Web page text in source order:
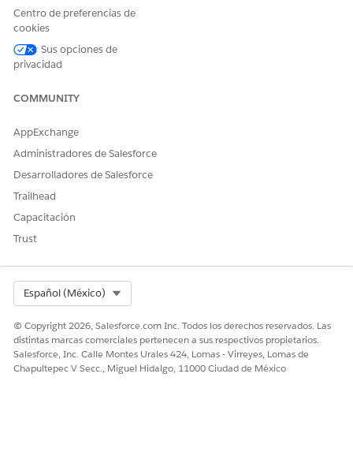
¿RESOLVIÓ ESTE ARTÍCULO SU PROBLEMA?
Centro de preferencias de
cookies
Sus opciones de
privacidad
COMMUNITY
AppExchange
Administradores de Salesforce
Desarrolladores de Salesforce
Trailhead
Capacitación
Trust
Español (México)
© Copyright 2026, Salesforce.com Inc. Todos los derechos reservados. Las
distintas marcas comerciales pertenecen a sus respectivos propietarios.
Salesforce, Inc. Calle Montes Urales 424, Lomas - Virreyes, Lomas de
Chapultepec V Secc., Miguel Hidalgo, 11000 Ciudad de México